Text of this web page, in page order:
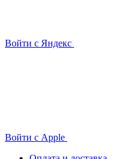
Войти с Яндекс
Войти с Apple